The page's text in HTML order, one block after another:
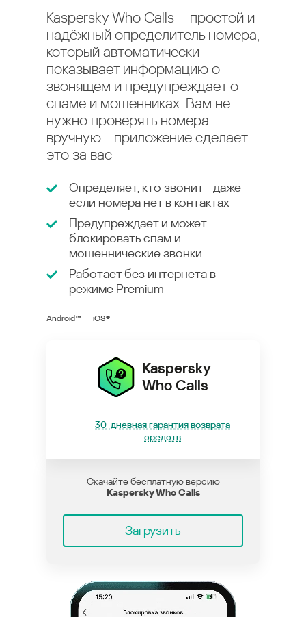
Kaspersky Who Calls – простой и
надёжный определитель номера,
который автоматически
показывает информацию о
звонящем и предупреждает о
спаме и мошенниках. Вам не
нужно проверять номера
вручную - приложение сделает
это за вас
Определяет, кто звонит - даже
если номера нет в контактах
Предупреждает и может
блокировать спам и
мошеннические звонки
Работает без интернета в
режиме Premium
Android™ iOS®
Kaspersky
Who Calls
30-дневная гарантия возврата
средств
Скачайте бесплатную версию
Kaspersky Who Calls
Загрузить